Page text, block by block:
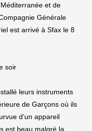
et de
Générale
est arrivé à Sfax le 8
soir
leurs instruments
de Garçons où ils
d’un appareil
est beau malgré la